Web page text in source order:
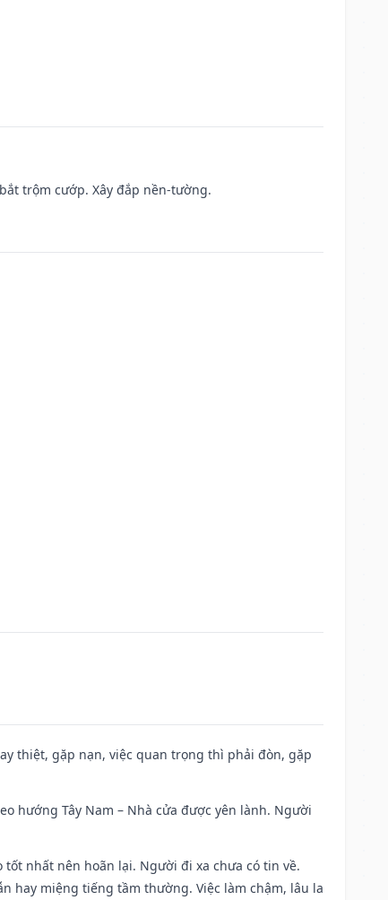
trộm cướp. Xây đắp nền-tường.
thiệt, gặp nạn, việc quan trọng thì phải đòn, gặp
hướng Tây Nam – Nhà cửa được yên lành. Người
nhất nên hoãn lại. Người đi xa chưa có tin về.
hay miệng tiếng tầm thường. Việc làm chậm, lâu la